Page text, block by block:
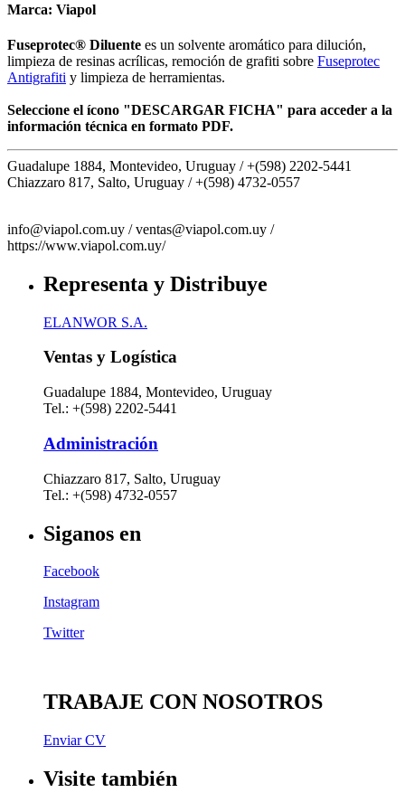
Marca: Viapol
Fuseprotec® Diluente es un solvente aromático para dilución,
limpieza de resinas acrílicas, remoción de grafiti sobre Fuseprotec
Antigrafiti y limpieza de herramientas.
Seleccione el ícono "DESCARGAR FICHA" para acceder a la
información técnica en formato PDF.
Guadalupe 1884, Montevideo, Uruguay /+(598) 2202-5441
Chiazzaro 817, Salto, Uruguay /+(598) 4732-0557
info@viapol.com.uy /ventas@viapol.com.uy /
https://www.viapol.com.uy/
Representa y Distribuye
ELANWOR S.A.
Ventas y Logística
Guadalupe 1884, Montevideo, Uruguay
Tel.: +(598) 2202-5441
Administración
Chiazzaro 817, Salto, Uruguay
Tel.: +(598) 4732-0557
Siganos en
Facebook
Instagram
Twitter
TRABAJE CON NOSOTROS
Enviar CV
Visite también